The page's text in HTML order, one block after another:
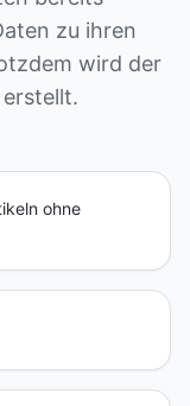
zu ihren
wird der
ohne